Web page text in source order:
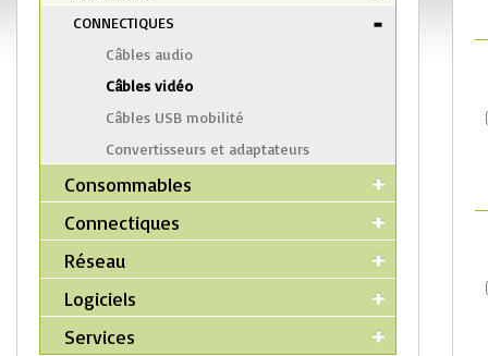
CONNECTIQUES
Câbles audio
Câbles vidéo
Câbles USB mobilité
Convertisseurs et adaptateurs
Consommables
Connectiques
Réseau
Logiciels
Services